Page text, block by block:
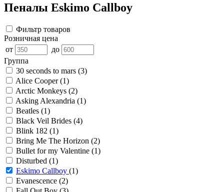
Пеналы Eskimo Callboy
Фильтр товаров
Розничная цена
от
до
Группа
30 seconds to mars (3)
Alice Cooper(1)
Arctic Monkeys (2)
Asking Alexandria (1)
Beatles (1)
Black Veil Brides (4)
Blink 182 (1)
Bring Me The Horizon (2)
Bullet for my Valentine (1)
Disturbed (1)
Eskimo Callboy (1)
Evanescence (2)